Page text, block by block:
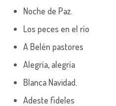
Noche de Paz.
Los peces en el río
A Belén pastores
Alegría, alegría
Blanca Navidad.
Adeste fideles